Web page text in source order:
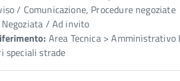
/ Comunicazione, Procedure negoziate
/ Ad invito
Area Tecnica > Amministrativo
speciali strade